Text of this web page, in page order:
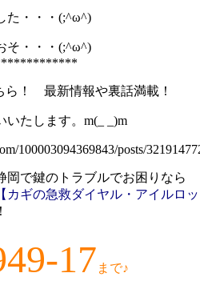
た・・・(;^ω^)
そ・・・(;^ω^)
ら！ 最新情報や裏話満載！
いたします。m(_ _)m
100003094369843/posts/
岡で鍵のトラブルでお困りなら
【カギの急救ダイヤル・アイルロ
17 まで♪